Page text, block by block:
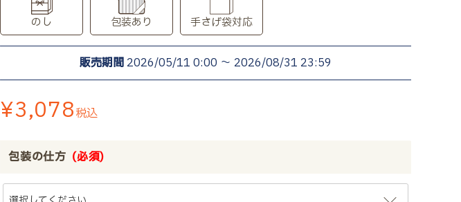
のし 包装あり 手さげ袋対応
販売期間 2026/05/11 0:00 〜 2026/08/31 23:59
¥3,078税込
包装の仕方 (必須)